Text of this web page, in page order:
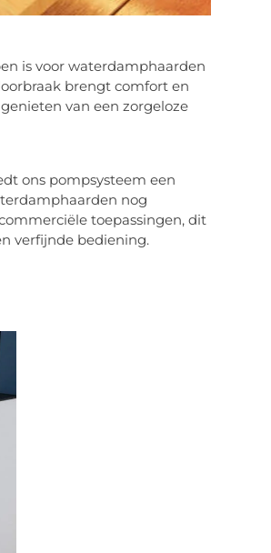
is voor waterdamphaarden
brengt comfort en
van een zorgeloze
ons pompsysteem een
nog
toepassingen, dit
verfijnde bediening.